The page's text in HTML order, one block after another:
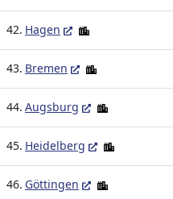
42. Hagen
43. Bremen
44. Augsburg
45. Heidelberg
46. Göttingen